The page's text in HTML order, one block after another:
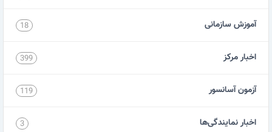
آموزش سازمانی 18
اخبار مرکز 399
آزمون آسانسور 119
اخبار نمایندگی‌ها 3